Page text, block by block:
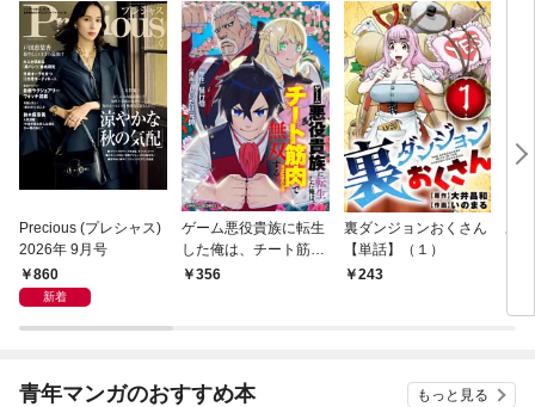
Precious (プレシャス)
2026年 9月号
860
新着
ゲーム悪役貴族に転生
した俺は、チート筋肉
で無双する【単話】
356
裏ダンジョンおくさん
【単話】（１）
243
あ
青年マンガのおすすめ本 もっと見る